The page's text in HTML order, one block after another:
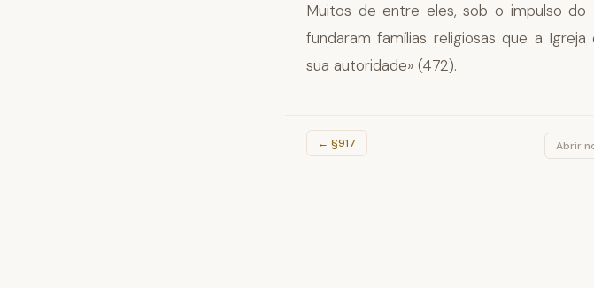
Muitos de entre eles, sob o impulso do
fundaram famílias religiosas que a
sua autoridade» (472).
← §917 Abrir